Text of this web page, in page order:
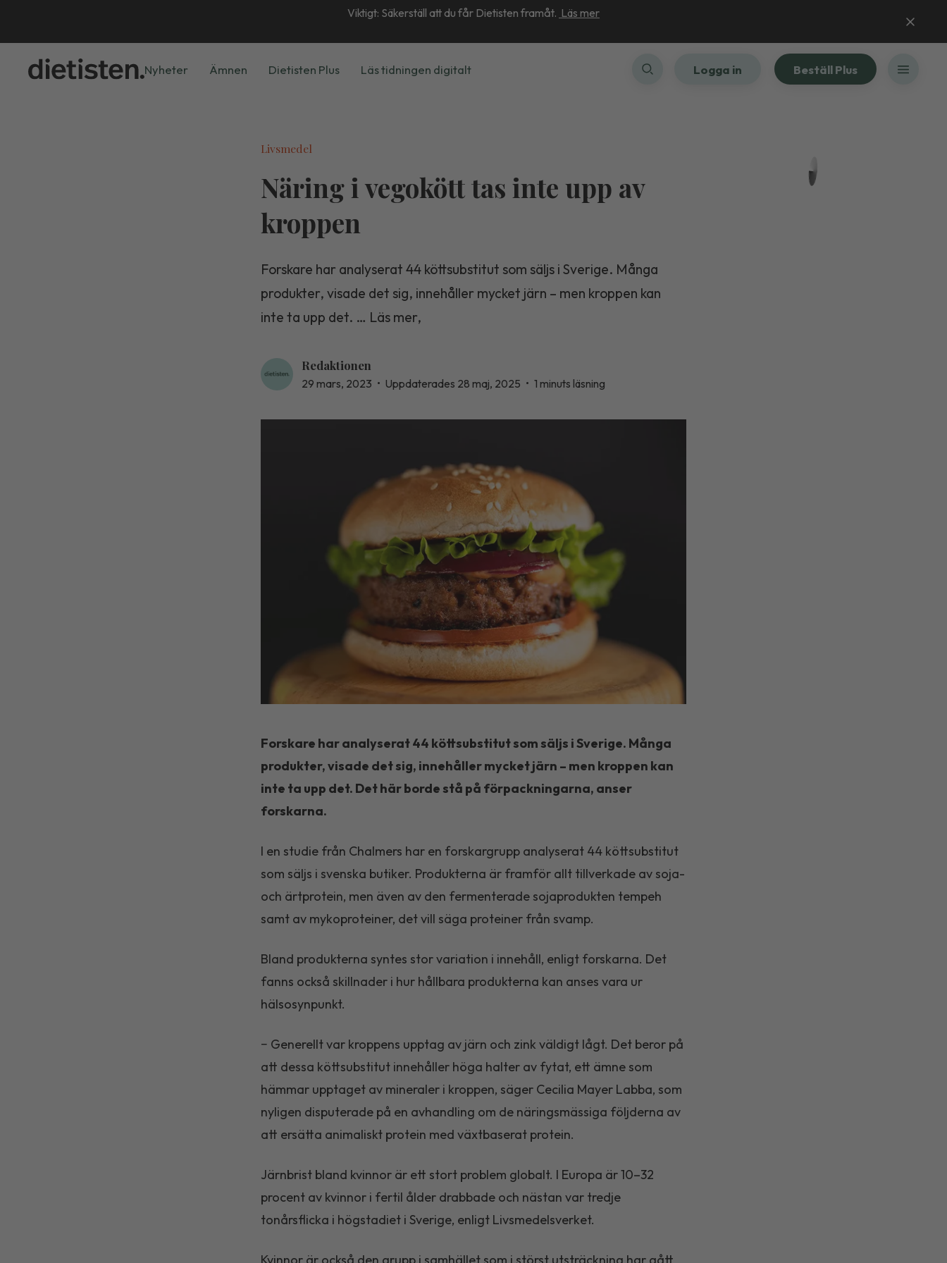
Viktigt: Säkerställ att du får Dietisten framåt. Läs mer
Nyheter Ämnen Dietisten Plus Läs tidningen digitalt Logga in Beställ Plus
Livsmedel
Näring i vegokött tas inte upp av
kroppen
Forskare har analyserat 44 köttsubstitut som säljs i Sverige. Många
produkter, visade det sig, innehåller mycket järn – men kroppen kan
inte ta upp det. … Läs mer,
Redaktionen
29 mars, 2023 • Uppdaterades 28 maj, 2025 • 1 minuts läsning
Forskare har analyserat 44 köttsubstitut som säljs i Sverige. Många
produkter, visade det sig, innehåller mycket järn – men kroppen kan
inte ta upp det. Det här borde stå på förpackningarna, anser
forskarna.
I en studie från Chalmers har en forskargrupp analyserat 44 köttsubstitut
som säljs i svenska butiker. Produkterna är framför allt tillverkade av soja-
och ärtprotein, men även av den fermenterade sojaprodukten tempeh
samt av mykoproteiner, det vill säga proteiner från svamp.
Bland produkterna syntes stor variation i innehåll, enligt forskarna. Det
fanns också skillnader i hur hållbara produkterna kan anses vara ur
hälsosynpunkt.
− Generellt var kroppens upptag av järn och zink väldigt lågt. Det beror på
att dessa köttsubstitut innehåller höga halter av fytat, ett ämne som
hämmar upptaget av mineraler i kroppen, säger Cecilia Mayer Labba, som
nyligen disputerade på en avhandling om de näringsmässiga följderna av
att ersätta animaliskt protein med växtbaserat protein.
Järnbrist bland kvinnor är ett stort problem globalt. I Europa är 10–32
procent av kvinnor i fertil ålder drabbade och nästan var tredje
tonårsflicka i högstadiet i Sverige, enligt Livsmedelsverket.
Kvinnor är också den grupp i samhället som i störst utsträckning har gått